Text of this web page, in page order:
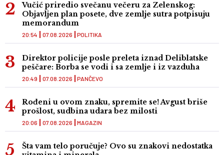
Vučić priredio svečanu večeru za Zelenskog:
Objavljen plan posete, dve zemlje sutra potpisuju
memorandum
POLITIKA
20:54 07.08.2026
Direktor policije posle preleta iznad Deliblatske
peščare: Borba se vodi i sa zemlje i iz vazduha
PANČEVO
20:49 07.08.2026
Rođeni u ovom znaku, spremite se! Avgust briše
prošlost, sudbina udara bez milosti
MAGAZIN
20:06 07.08.2026
Šta vam telo poručuje? Ovo su znakovi nedostatka